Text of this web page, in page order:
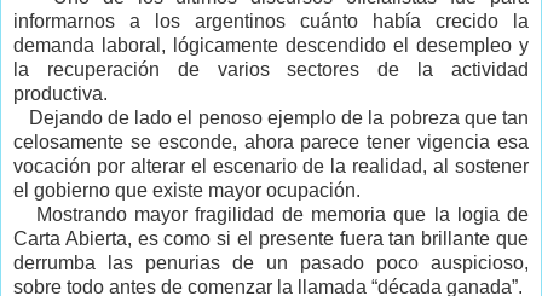
informarnos a los argentinos cuánto había crecido la
demanda laboral, lógicamente descendido el desempleo y
la recuperación de varios sectores de la actividad
productiva.
Dejando de lado el penoso ejemplo de la pobreza que tan
celosamente se esconde, ahora parece tener vigencia esa
vocación por alterar el escenario de la realidad, al sostener
el gobierno que existe mayor ocupación.
Mostrando mayor fragilidad de memoria que la logia de
Carta Abierta, es como si el presente fuera tan brillante que
derrumba las penurias de un pasado poco auspicioso,
sobre todo antes de comenzar la llamada “década ganada”.